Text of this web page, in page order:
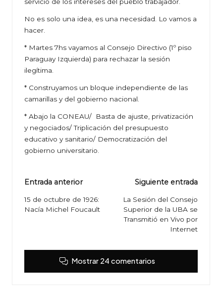
No es solo una idea, es una necesidad. Lo vamos a
hacer.
* Martes 7hs vayamos al Consejo Directivo (1º piso
Paraguay Izquierda) para rechazar la sesión
ilegítima.
* Construyamos un bloque independiente de las
camarillas y del gobierno nacional.
* Abajo la CONEAU/ Basta de ajuste, privatización
y negociados/ Triplicación del presupuesto
educativo y sanitario/ Democratización del
gobierno universitario.
Navegación
de
entradas
Entrada anterior
15 de octubre de 1926:
Nacía Michel Foucault
Siguiente entrada
La Sesión del Consejo
Superior de la UBA se
Transmitió en Vivo por
Internet
Mostrar 24 comentarios